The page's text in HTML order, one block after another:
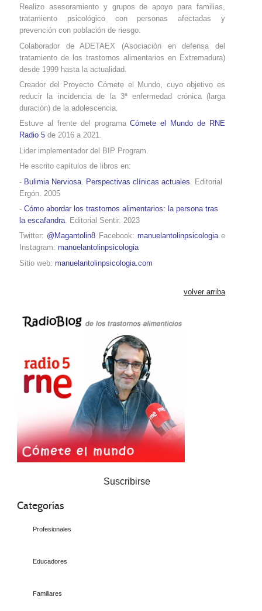
Realizo asesoramiento y grupos de apoyo para familias,
tratamiento psicológico con personas afectadas y
prevención con población de riesgo.
Colaborador de ADETAEX (Asociación en defensa del
tratamiento de los trastornos alimentarios en Extremadura)
desde 1999 hasta la actualidad.
Creador del Proyecto Cómete el Mundo, cuyo objetivo es
reducir la incidencia de la 3ª enfermedad crónica (larga
duración) de la adolescencia.
Estuve al frente del programaCómete el Mundo de RNE
Radio 5 de 2016 a 2021.
Lider implementador del BIP Program.
He escrito capítulos de libros en:
- Bulimia Nerviosa. Perspectivas clínicas actuales . Editorial
Ergón. 2005
- Cómo abordar los trastornos alimentarios: la persona tras
la escafandra. Editorial Sentir. 2023
Twitter: @Magantolin8 Facebook: manuelantolinpsicologia e
Instagram: manuelantolinpsicologia
Sitio web: manuelantolinpsicologia.com
volver arriba
Suscribirse
Categorías
Profesionales
Educadores
Familiares